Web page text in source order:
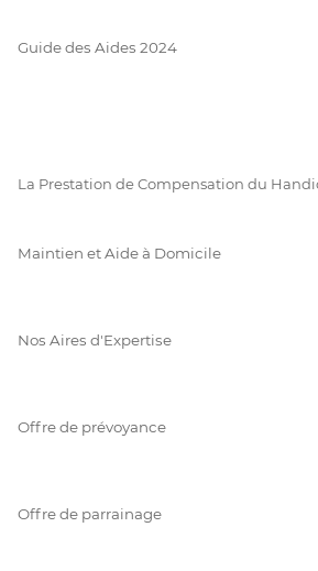
Guide des Aides 2024
La Prestation de Compensation du
Maintien et Aide à Domicile
Nos Aires d'Expertise
Offre de prévoyance
Offre de parrainage